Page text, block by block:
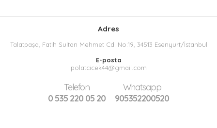
Adres
Talatpaşa, Fatih Sultan Mehmet Cd. No:19, 34513 Esenyurt/İstanbul
E-posta
polatcicek44@gmail.com
Telefon
0 535 220 05 20
Whatsapp
905352200520